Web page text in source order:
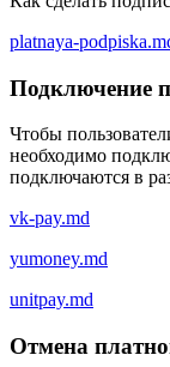
platnaya-
Подключение
Чтобы
необходимо
подключаются в
vk-pay.md
yumoney.md
unitpay.md
Отмена